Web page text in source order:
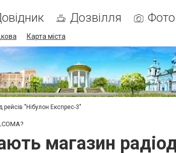
Дозвілля
Карта міста
рейсів "Нібулон Експрес-3"
магазин